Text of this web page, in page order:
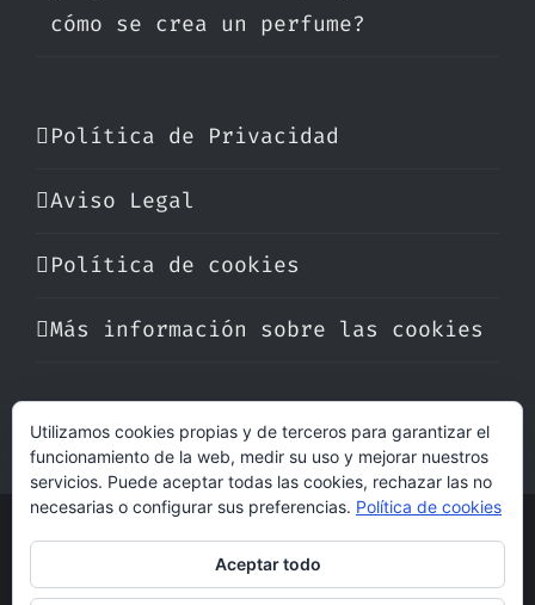
cómo se crea un perfume?
Política de Privacidad
Aviso Legal
Política de cookies
Más información sobre las cookies
| Derechos Reservados | Hecho con cariño
Utilizamos cookies propias y de terceros para garantizar el
funcionamiento de la web, medir su uso y mejorar nuestros
servicios. Puede aceptar todas las cookies, rechazar las no
necesarias o configurar sus preferencias. Política de cookies
Aceptar todo